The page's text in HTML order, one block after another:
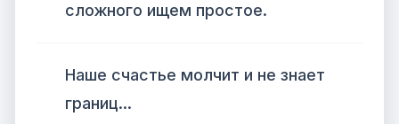
сложного ищем простое.
Наше счастье молчит и не знает
границ...